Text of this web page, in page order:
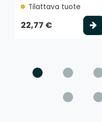
Tilattava tuote
22,77 €